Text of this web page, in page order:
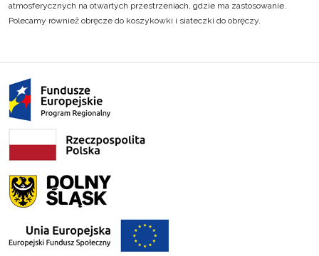
atmosferycznych na otwartych przestrzeniach, gdzie ma zastosowanie.
Polecamy również obręcze do koszykówki i siateczki do obręczy.